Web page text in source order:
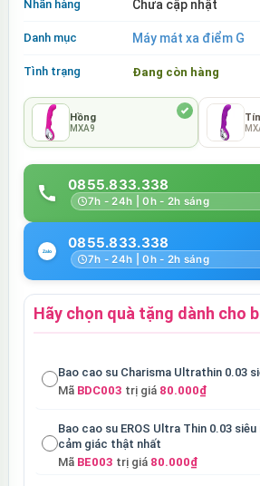
Nhãn hàng Chưa cập nhật
Danh mục Máy mát xa điểm G
Tình trạng Đang còn hàng
Hồng
MXA9
0855.833.338
7h - 24h | 0h - 2h sáng
0855.833.338
7h - 24h | 0h - 2h sáng
Hãy chọn quà tặng dành cho
Bao cao su Charisma Ultrathin 0.03
Mã BDC003 trị giá 80.000₫
Bao cao su EROS Ultra Thin 0.03 siêu
cảm giác thật nhất
Mã BE003 trị giá 80.000₫